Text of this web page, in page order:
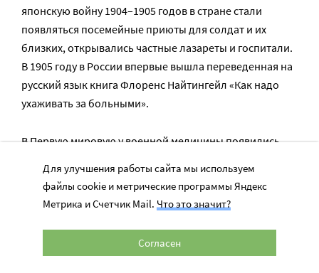
японскую войну 1904–1905 годов в стране стали
появляться посемейные приюты для солдат и их
близких, открывались частные лазареты и госпитали.
В 1905 году в России впервые вышла переведенная на
русский язык книга Флоренс Найтингейл «Как надо
ухаживать за больными».
В Первую мировую у военной медицины появились
госпиталях, как и в стационарных лазаретах, работали
бок о бок с сестрами из низших сословий уже не
просто представительницы аристократических родов,
но и женщины семьи Романовых во главе с
императрицей Александрой Федоровной, княжнами
Для улучшения работы сайта мы используем
файлы cookie и метрические программы Яндекс
Метрика и Счетчик Mail. Что это значит?
Согласен